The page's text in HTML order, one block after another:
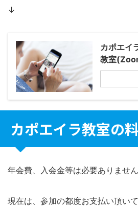
↓
カポエイ
教室
カポエイラ教室の
年会費、入会金等は必要ありません
現在は、参加の都度お支払い頂い